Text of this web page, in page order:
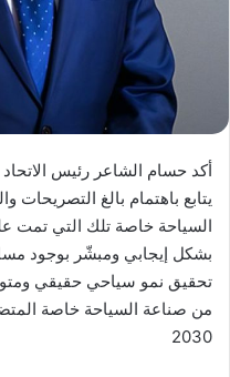
أكد حسام الشاعر رئيس
يتابع باهتمام بالغ
السياحة خاصة تلك التي تمت
بشكل إيجابي ومبشّر بوجود
تحقيق نمو سياحي حقيقي
من صناعة السياحة خاصة
2030